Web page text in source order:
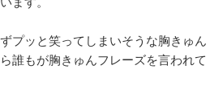
プッと笑ってしまいそうな胸きゅん
誰もが胸きゅんフレーズを言われて